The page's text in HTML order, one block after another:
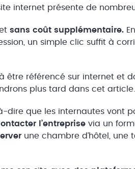
internet présente de
sans coût supplémentaire.
un simple clic suffit à
être référencé sur internet et
plus tard dans cet article.
à-dire que les internautes vont
l’entreprise via un
une chambre d’hôtel, une